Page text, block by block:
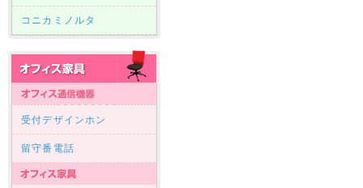
コニカミノルタ
受付デザインホン
留守番電話